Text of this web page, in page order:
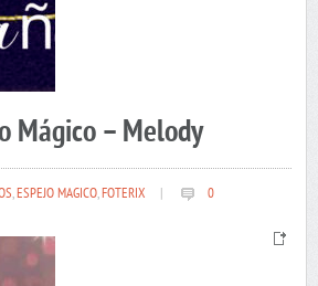
Mágico – Melody
,ESPEJO MAGICO,FOTERIX 0